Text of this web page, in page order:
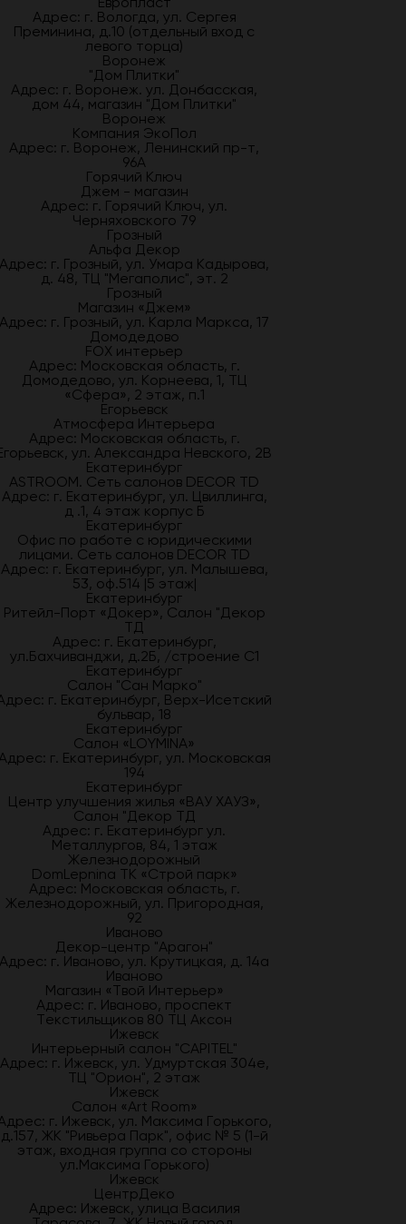
Адрес: г. Вологда, ул. Сергея
Преминина, д.10 (отдельный вход с
левого торца)
Воронеж
"Дом Плитки"
Адрес: г. Воронеж. ул. Донбасская,
дом 44, магазин "Дом Плитки"
Воронеж
Компания ЭкоПол
Адрес: г. Воронеж, Ленинский пр-т,
96А
Горячий Ключ
Джем - магазин
Адрес: г. Горячий Ключ, ул.
Черняховского 79
Грозный
Альфа Декор
Адрес: г. Грозный, ул. Умара Кадырова,
д. 48, ТЦ "Мегаполис", эт. 2
Грозный
Магазин «Джем»
Адрес: г. Грозный, ул. Карла Маркса, 17
Домодедово
FOX интерьер
Адрес: Московская область, г.
Домодедово, ул. Корнеева, 1, ТЦ
«Сфера», 2 этаж, п.1
Егорьевск
Атмосфера Интерьера
Адрес: Московская область, г.
ул. Александра Невского, 2В
Екатеринбург
ASTROOM. Сеть салонов DECOR TD
Адрес: г. Екатеринбург, ул. Цвиллинга,
д .1, 4 этаж корпус Б
Екатеринбург
Офис по работе с юридическими
лицами. Сеть салонов DECOR TD
Адрес: г. Екатеринбург, ул. Малышева,
53, оф.514 |5 этаж|
Екатеринбург
Ритейл-Порт «Докер», Салон "Декор
ТД
Адрес: г. Екатеринбург,
ул.Бахчиванджи, д.2Б, /строение С1
Екатеринбург
Салон "Сан Марко"
г. Екатеринбург, Верх-Исетский
бульвар, 18
Екатеринбург
Салон «LOYMINA»
г. Екатеринбург, ул. Московская
194
Екатеринбург
Центр улучшения жилья «ВАУ ХАУЗ»,
Салон "Декор ТД
Адрес: г. Екатеринбург ул.
Металлургов, 84, 1 этаж
Железнодорожный
DomLepnina ТК «Строй парк»
Адрес: Московская область, г.
Железнодорожный, ул. Пригородная,
92
Иваново
Декор-центр "Арагон"
Адрес: г. Иваново, ул. Крутицкая, д. 14а
Иваново
Магазин «Твой Интерьер»
Адрес: г. Иваново, проспект
Текстильщиков 80 ТЦ Аксон
Ижевск
Интерьерный салон "CAPITEL"
Адрес: г. Ижевск, ул. Удмуртская 304е,
ТЦ "Орион", 2 этаж
Ижевск
Салон «Art Room»
г. Ижевск, ул. Максима Горького,
д.157, ЖК "Ривьера Парк", офис № 5 (1-й
этаж, входная группа со стороны
ул.Максима Горького)
Ижевск
ЦентрДеко
Адрес: Ижевск, улица Василия